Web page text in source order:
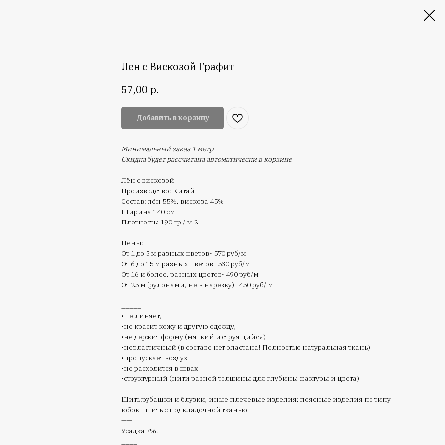
Лен с Вискозой Графит
57,00 р.
Добавить в корзину
Минимальный заказ 1 метр
Скидка будет рассчитана автоматически в корзине
Лён с вискозой
Производство: Китай
Состав: лён 55%, вискоза 45%
Ширина 140 см
Плотность: 190 гр / м 2
Цены:
От 1 до 5 м разных цветов- 570 руб/м
От 6 до 15 м разных цветов -530 руб/м
От 16 и более, разных цветов- 490 руб/м
От 25 м (рулонами, не в нарезку) -450 руб/ м
•Не линяет,
•не красит кожу и другую одежду,
•не держит форму (мягкий и струящийся)
•неэластичный (в составе нет эластана! Полностью натуральная ткань)
•пропускает воздух
•не расходится в швах
•структурный (нити разной толщины для глубины фактуры и цвета)
Шить:рубашки и блузки, иные плечевые изделия; поясные изделия по типу
юбок - шить с подкладочной тканью
——
Усадка 7%.